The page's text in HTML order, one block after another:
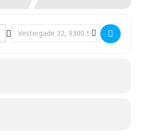
Destination Address - DJ Franco Diablo